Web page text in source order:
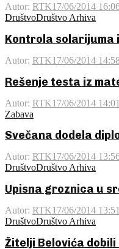
Autor: RTK17/06/2014
DruštvoDruštvo Arhiva
Kontrola solarijuma
Autor: RTK17/06/2014
Rešenje testa iz
Autor: RTK17/06/2014 14:01
Zabava
Svečana dodela
Autor: RTK17/06/2014
DruštvoDruštvo Arhiva
Upisna groznica u
Autor: RTK17/06/2014 13:51
DruštvoDruštvo Arhiva
Žitelji Belovića